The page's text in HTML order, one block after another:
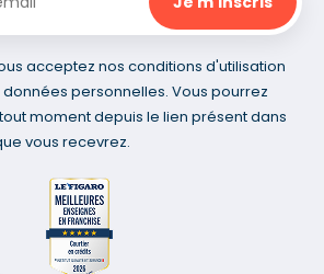
acceptez nos conditions d'utilisation
personnelles. Vous pourrez
moment depuis le lien présent dans
vous recevrez.